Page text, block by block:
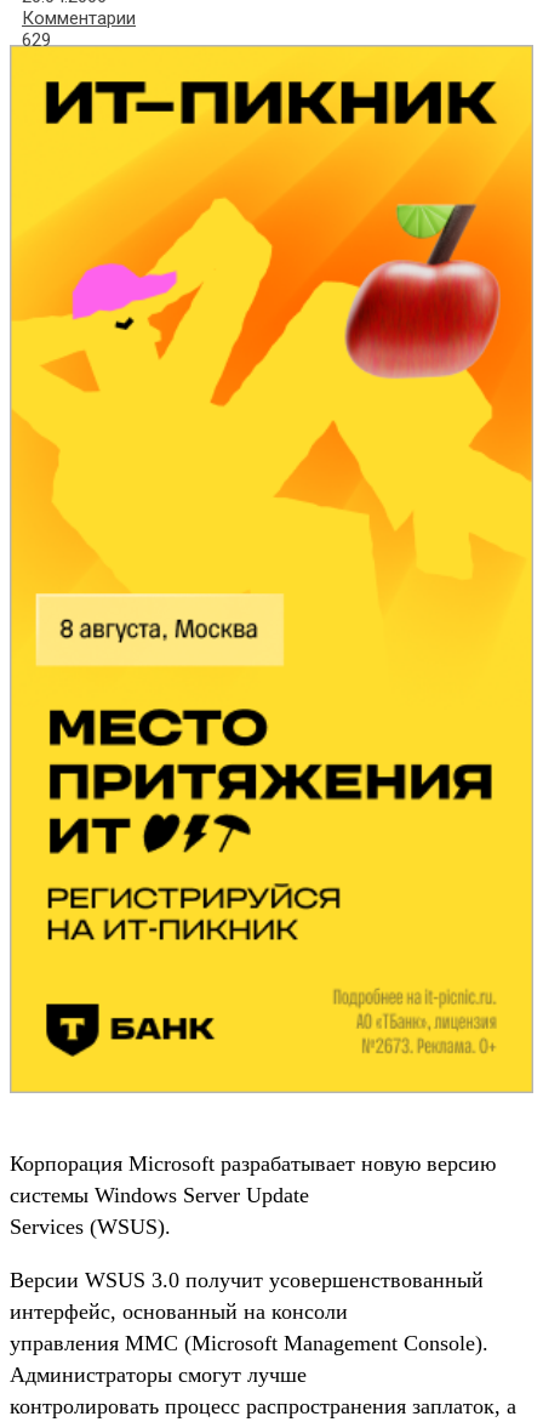
Комментарии
629
Корпорация Microsoft разрабатывает новую версию
системы Windows Server Update
Services (WSUS).
Версии WSUS 3.0 получит усовершенствованный
интерфейс, основанный на консоли
управления MMC (Microsoft Management Console).
Администраторы смогут лучше
контролировать процесс распространения заплаток, а